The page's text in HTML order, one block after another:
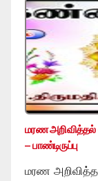
மரண அறிவித்தல்
– பாண்டிருப்பு
மரண